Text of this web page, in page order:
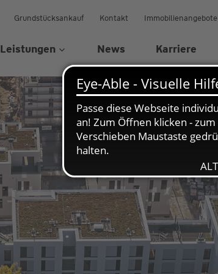
Grundstücksankauf Kontakt Immobilienangebote
Leistungen News Karriere